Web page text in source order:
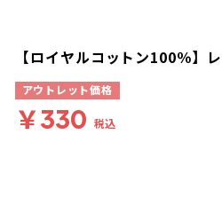
【ロイヤルコットン100％】
アウトレット価格
￥330 税込